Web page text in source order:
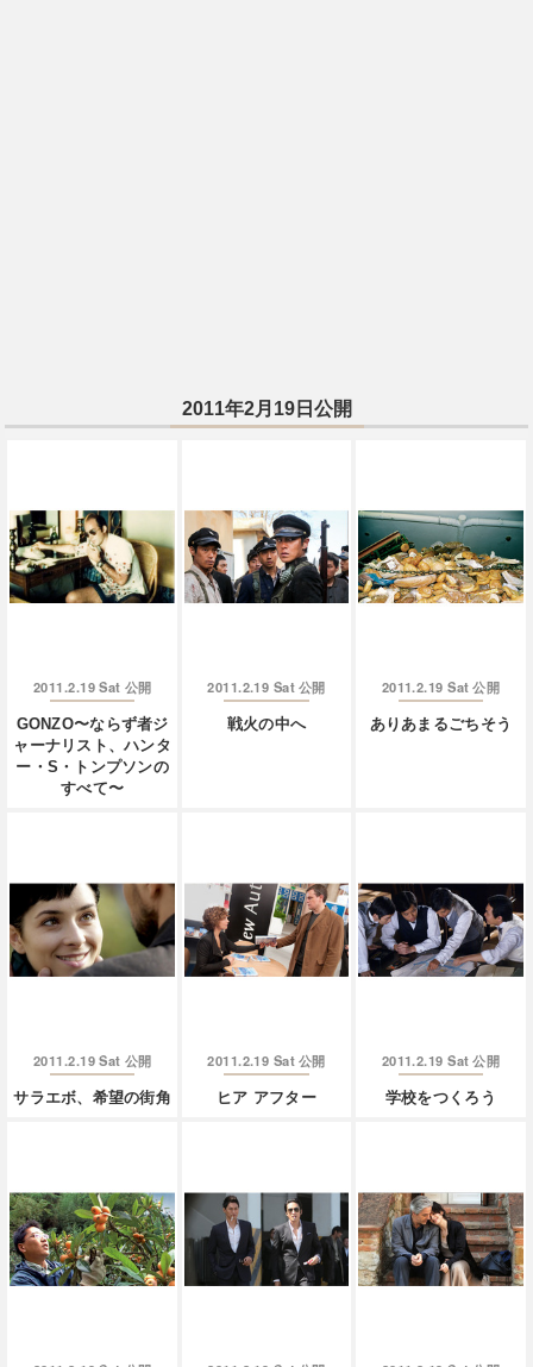
2011年2月19日公開
2011.2.19 Sat 公開
GONZO〜ならず者ジ
ャーナリスト、ハンタ
ー・S・トンプソンの
すべて〜
2011.2.19 Sat 公開
戦火の中へ
2011.2.19 Sat 公開
ありあまるごちそう
2011.2.19 Sat 公開
サラエボ、希望の街角
2011.2.19 Sat 公開
ヒア アフター
2011.2.19 Sat 公開
学校をつくろう